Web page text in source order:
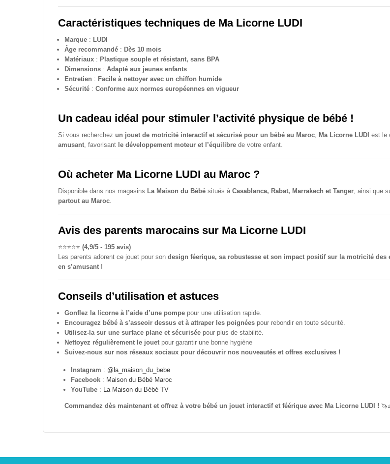
Caractéristiques techniques de Ma Licorne LUDI
Marque : LUDI
Âge recommandé : Dès 10 mois
Matériaux : Plastique souple et résistant, sans BPA
Dimensions : Adapté aux jeunes enfants
Entretien : Facile à nettoyer avec un chiffon humide
Sécurité : Conforme aux normes européennes en vigueur
Un cadeau idéal pour stimuler l’activité physique de bébé !
Si vous recherchez un jouet de motricité interactif et sécurisé pour un bébé au Maroc Ma Licorne LUDI est le
amusant , favorisant le développement moteur et l’équilibre de votre enfant.
Où acheter Ma Licorne LUDI au Maroc ?
Disponible dans nos magasins La Maison du Bébé situés à Casablanca, Rabat, Marrakech et Tanger , ainsi que
partout au Maroc
Avis des parents marocains sur Ma Licorne LUDI
⭐️⭐️⭐️⭐️⭐️ (4,9/5 - 195 avis)
Les parents adorent ce jouet pour son design féerique, sa robustesse et son impact positif sur la motricité des
en s’amusant !
Conseils d’utilisation et astuces
Gonflez la licorne à l’aide d’une pompe pour une utilisation rapide.
Encouragez bébé à s’asseoir dessus et à attraper les poignées pour rebondir en toute sécurité.
Utilisez-la sur une surface plane et sécurisée pour plus de stabilité.
Nettoyez régulièrement le jouet pour garantir une bonne hygiène
Suivez-nous sur nos réseaux sociaux pour découvrir nos nouveautés et offres exclusives !
Instagram : @la_maison_du_bebe
Facebook : Maison du Bébé Maroc
YouTube : La Maison du Bébé TV
Commandez dès maintenant et offrez à votre bébé un jouet interactif et féérique avec Ma Licorne LUDI !